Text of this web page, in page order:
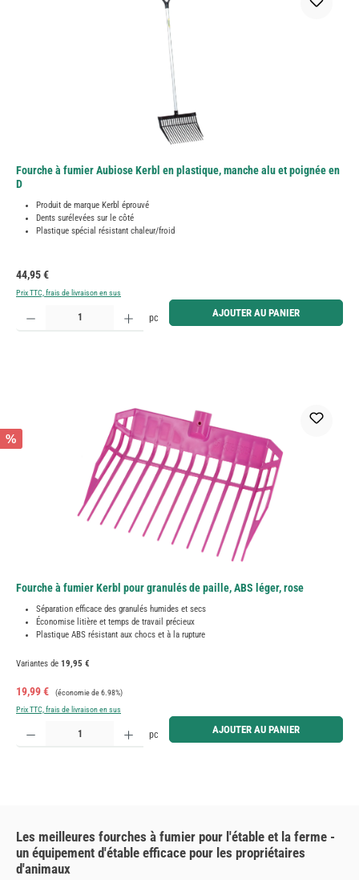
Fourche à fumier Aubiose Kerbl en plastique, manche alu et poignée en
D
Produit de marque Kerbl éprouvé
Dents surélevées sur le côté
Plastique spécial résistant chaleur/froid
Prix régulier :
44,95 €
Prix TTC, frais de livraison en sus
Quantité de produit : Entrez la quantité souhaitée ou utilisez les boutons pour augmenter ou
pc AJOUTER AU PANIER
%
Fourche à fumier Kerbl pour granulés de paille, ABS léger, rose
Séparation efficace des granulés humides et secs
Économise litière et temps de travail précieux
Plastique ABS résistant aux chocs et à la rupture
Variantes de 19,95 €
Prix de vente :
19,99 € Prix régulier :
(économie de 6.98%)
Prix TTC, frais de livraison en sus
Quantité de produit : Entrez la quantité souhaitée ou utilisez les boutons pour augmenter ou
pc AJOUTER AU PANIER
Les meilleures fourches à fumier pour l'étable et la ferme -
un équipement d'étable efficace pour les propriétaires
d'animaux